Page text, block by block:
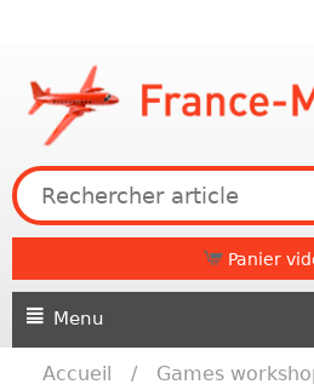
Panier
Menu
Accueil / Games